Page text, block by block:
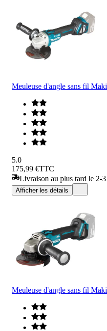
Meuleuse d'angle sans fil
5.0
175,99 €TTC
Livraison au plus tard le 2-
Afficher les détails
Meuleuse d'angle sans fil